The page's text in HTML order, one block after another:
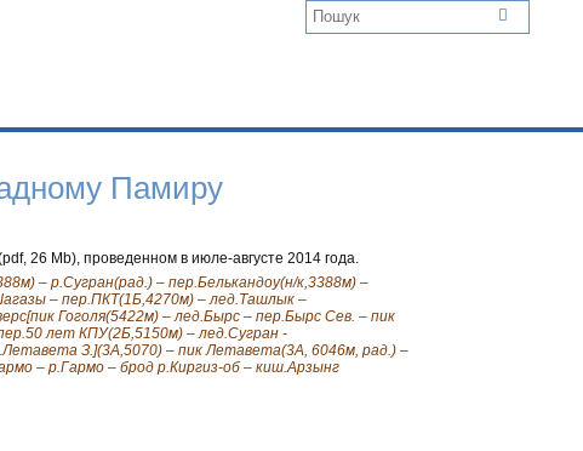
Памиру
26 Mb), проведенном в июле-августе 2014 года.
– р.Сугран(рад.) – пер.Белькандоу(н/к,3388м) –
– пер.ПКТ(1Б,4270м) – лед.Ташлык –
Гоголя(5422м) – лед.Бырс – пер.Бырс Сев. – пик
лет КПУ(2Б,5150м) – лед.Сугран -
З.](3А,5070) – пик Летавета(3А, 6046м, рад.) –
– р.Гармо – брод р.Киргиз-об – киш.Арзынг